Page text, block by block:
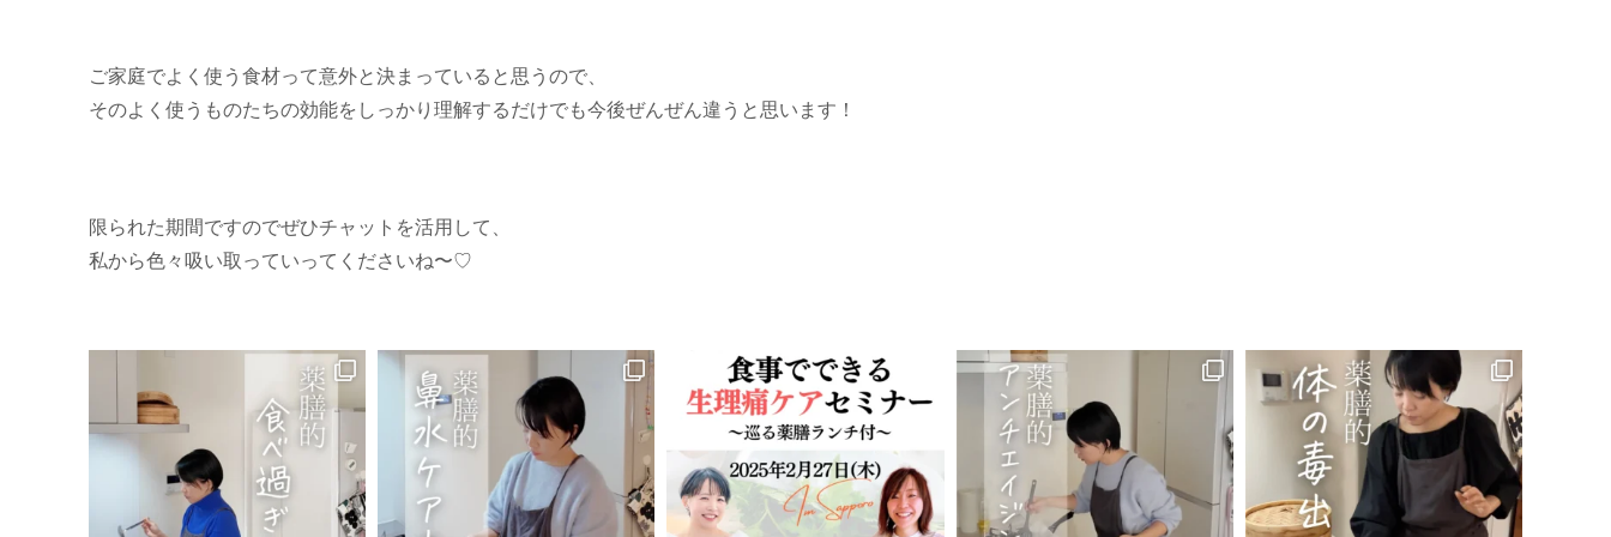
ご家庭でよく使う食材って意外と決まっていると思うので、
そのよく使うものたちの効能をしっかり理解するだけでも今後ぜんぜん違うと思います！
限られた期間ですのでぜひチャットを活用して、
私から色々吸い取っていってくださいね〜♡